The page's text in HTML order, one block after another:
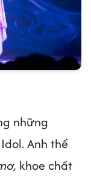
những
Anh thể
khoe chất